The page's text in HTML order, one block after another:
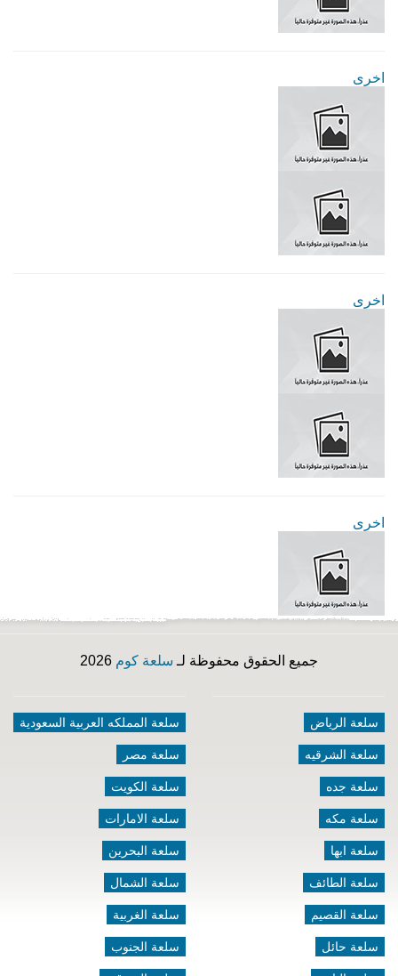
اخرى
اخرى
اخرى
جميع الحقوق محفوظة لـ سلعة كوم
سلعة الرياض
سلعة الشرقيه
سلعة جده
سلعة مكه
سلعة ابها
سلعة الطائف
سلعة القصيم
سلعة حائل
سلعة المملكه العربية السعودية
سلعة مصر
سلعة الكويت
سلعة الامارات
سلعة البحرين
سلعة الشمال
سلعة الغربية
سلعة الجنوب